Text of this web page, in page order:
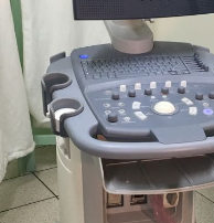
in modo
Anche per le situazioni
spiacevoli ,ha sempre
conforto. È sempre
disponibile anche per
mai sola.
un attimo di